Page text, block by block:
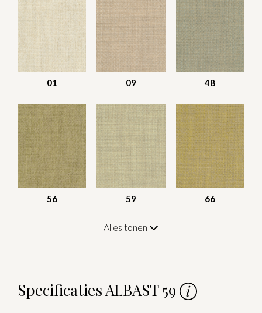
01 09 48
56 59 66
Alles tonen
Specificaties ALBAST 59